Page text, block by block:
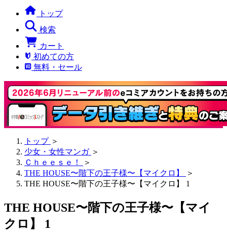
トップ
検索
カート
初めての方
無料・セール
トップ ＞
少女・女性マンガ ＞
Ｃｈｅｅｓｅ！
＞
THE HOUSE〜階下の王子様〜【マイクロ】
＞
THE HOUSE〜階下の王子様〜【マイクロ】 1
THE HOUSE〜階下の王子様〜【マイ
クロ】 1